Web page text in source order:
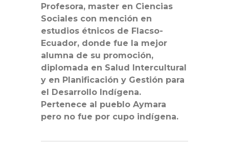
Profesora, master en Ciencias
Sociales con mención en
estudios étnicos de Flacso-
Ecuador, donde fue la mejor
alumna de su promoción,
diplomada en Salud Intercultural
y en Planificación y Gestión para
el Desarrollo Indígena.
Pertenece al pueblo Aymara
pero no fue por cupo indígena.